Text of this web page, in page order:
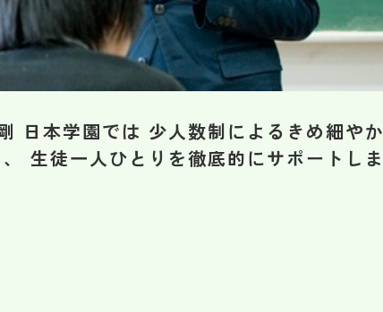
本学園では 少人数制によるきめ細やか
生徒一人ひとりを徹底的にサポートしま